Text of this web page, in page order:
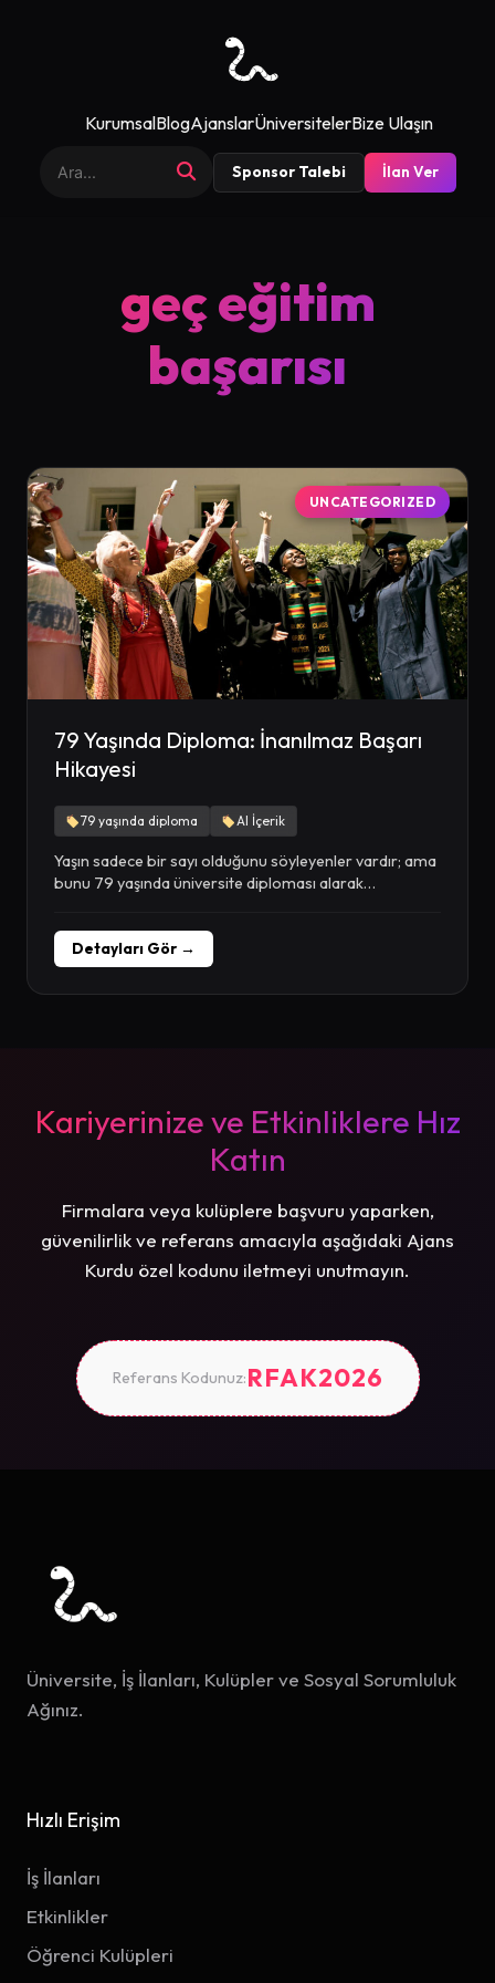
KurumsalBlogAjanslarÜniversitelerBize Ulaşın
Sponsor Talebi İlan Ver
geç eğitim
başarısı
UNCATEGORIZED
79 Yaşında Diploma: İnanılmaz Başarı
Hikayesi
79 yaşında diploma AI İçerik
Yaşın sadece bir sayı olduğunu söyleyenler vardır; ama
bunu 79 yaşında üniversite diploması alarak
Detayları Gör →
Kariyerinize ve Etkinliklere Hız
Katın
Firmalara veya kulüplere başvuru yaparken,
güvenilirlik ve referans amacıyla aşağıdaki Ajans
Kurdu özel kodunu iletmeyi unutmayın.
Referans Kodunuz:RFAK2026
Üniversite, İş İlanları, Kulüpler ve Sosyal Sorumluluk
Ağınız.
Hızlı Erişim
İş İlanları
Etkinlikler
Öğrenci Kulüpleri